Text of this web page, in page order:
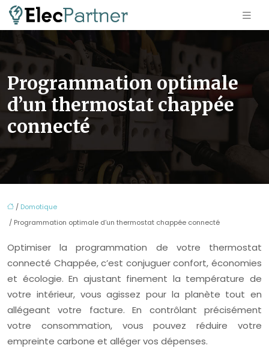
Programmation optimale
d’un thermostat chappée
connecté
/ Domotique
/ Programmation optimale d’un thermostat chappée connecté
Optimiser la programmation de votre thermostat
connecté Chappée, c’est conjuguer confort, économies
et écologie. En ajustant finement la température de
votre intérieur, vous agissez pour la planète tout en
allégeant votre facture. En contrôlant précisément
votre consommation, vous pouvez réduire votre
empreinte carbone et alléger vos dépenses.